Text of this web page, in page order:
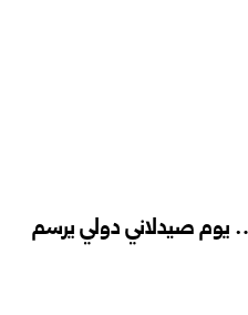
يوم صيدلاني دولي يرسم